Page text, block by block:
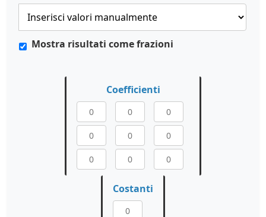
Mostra risultati come frazioni
Coefficienti
Costanti